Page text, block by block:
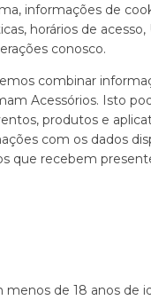
informações de
horários de
conosco.
combinar
Acessórios. Isto
produtos e
com os dados
que recebem
de 18 anos de